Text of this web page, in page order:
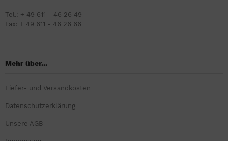
Tel.: + 49 611 - 46 26 49
Fax: + 49 611 - 46 26 66
Mehr über...
Liefer- und Versandkosten
Datenschutzerklärung
Unsere AGB